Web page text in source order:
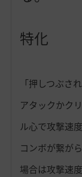
特化
「押しつぶ
アタックかク
ル心で攻撃速
コンボが繋が
場合は攻撃速度